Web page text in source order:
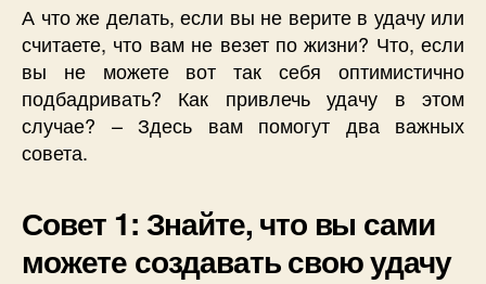
А что же делать, если вы не верите в удачу или
считаете, что вам не везет по жизни? Что, если
вы не можете вот так себя оптимистично
подбадривать? Как привлечь удачу в этом
случае? – Здесь вам помогут два важных
совета.
Совет 1: Знайте, что вы сами
можете создавать свою удачу